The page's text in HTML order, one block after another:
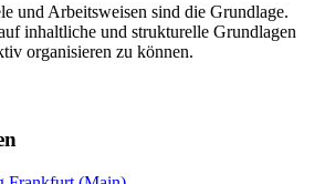
und Arbeitsweisen sind die Grundlage.
inhaltliche und strukturelle Grundlagen
organisieren zu können.